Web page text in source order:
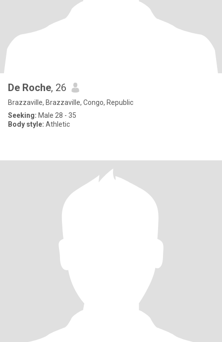
De Roche, 26
Brazzaville, Brazzaville, Congo, Republic
Seeking: Male 28 - 35
Body style: Athletic